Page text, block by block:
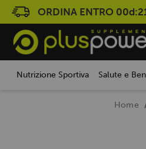
ORDINA ENTRO
Nutrizione Sportiva Salute e
Home